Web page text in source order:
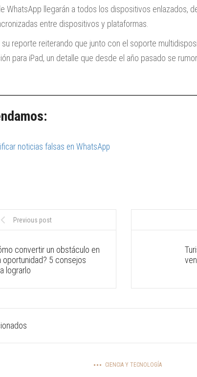
WhatsApp llegarán a todos los dispositivos enlazados,
entre dispositivos y plataformas.
su reporte reiterando que junto con el soporte
para iPad, un detalle que desde el año pasado se
noticias falsas en WhatsApp
Previous post
convertir un obstáculo en
oportunidad? 5 consejos
lograrlo
CIENCIA Y TECNOLOGÍA